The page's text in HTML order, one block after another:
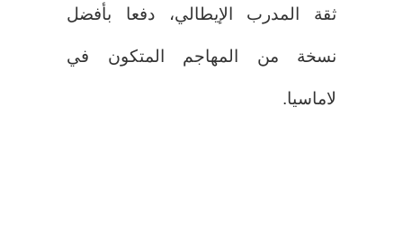
ثقة المدرب الإيطالي، دفعا بأفضل
نسخة من المهاجم المتكون في
لاماسيا.